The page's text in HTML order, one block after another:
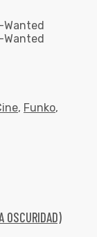
, Funko,
OSCURIDAD)